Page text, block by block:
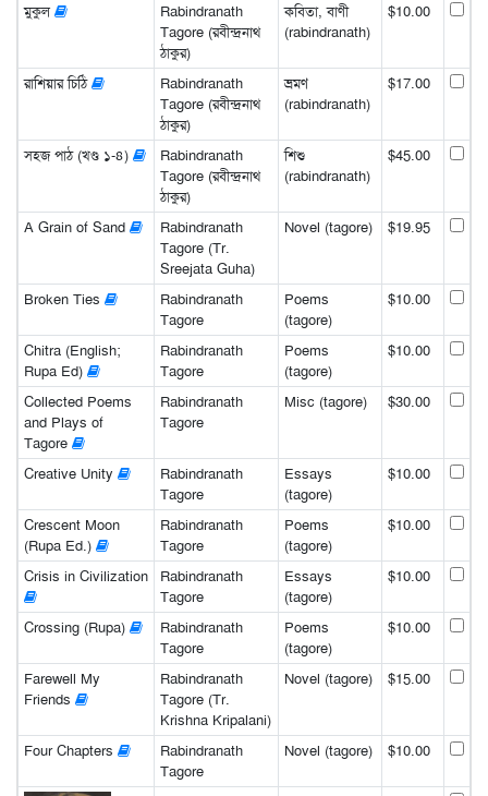
মুকুল
Rabindranath
Tagore (রবীন্দ্রনাথ
ঠাকুর)
কবিতা, বাণী
(rabindranath)
$10.00
রাশিয়ার চিঠি
Rabindranath
Tagore (রবীন্দ্রনাথ
ঠাকুর)
ভ্রমণ
(rabindranath)
$17.00
সহজ পাঠ (খণ্ড ১-৪)
Rabindranath
Tagore (রবীন্দ্রনাথ
ঠাকুর)
শিশু
(rabindranath)
$45.00
A Grain of Sand
Rabindranath
Tagore (Tr.
Sreejata Guha)
Novel (tagore) $19.95
Broken Ties
Rabindranath
Tagore
Poems
(tagore)
$10.00
Chitra (English;
Rupa Ed)
Rabindranath
Tagore
Poems
(tagore)
$10.00
Collected Poems
and Plays of
Tagore
Rabindranath
Tagore
Misc (tagore) $30.00
Creative Unity
Rabindranath
Tagore
Essays
(tagore)
$10.00
Crescent Moon
(Rupa Ed.)
Rabindranath
Tagore
Poems
(tagore)
$10.00
Crisis in Civilization
Rabindranath
Tagore
Essays
(tagore)
$10.00
Crossing (Rupa)
Rabindranath
Tagore
Poems
(tagore)
$10.00
Farewell My
Friends
Rabindranath
Tagore (Tr.
Krishna Kripalani)
Novel (tagore) $15.00
Four Chapters
Rabindranath
Tagore
Novel (tagore) $10.00